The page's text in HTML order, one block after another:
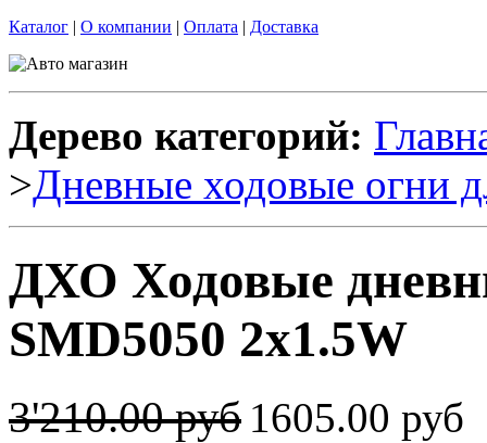
Каталог | О компании | Оплата | Доставка
Дерево категорий:
>Дневные ходовые огни
ДХО Ходовые
SMD5050 2x1.5W
3'210.00 руб 1605.00 руб